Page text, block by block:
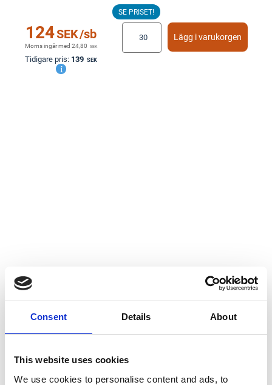
Consent Details About
This website uses cookies
We use cookies to personalise content and ads, to
SE PRISET!
124SEK/sb
Moms ingår med24,80 SEK
Tidigare pris: 139 SEK
Lägg i varukorgen